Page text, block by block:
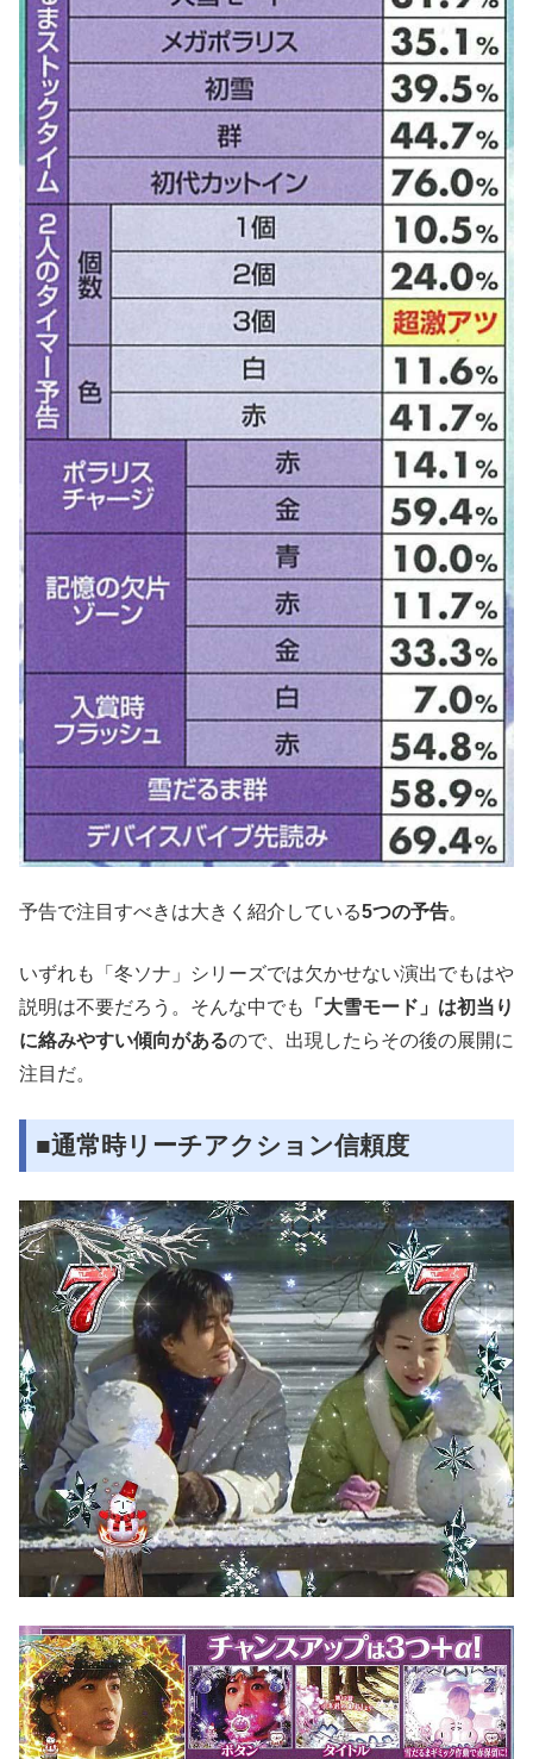
予告で注目すべきは大きく紹介している5つの予告。
いずれも「冬ソナ」シリーズでは欠かせない演出でもはや
説明は不要だろう。そんな中でも
「大雪モード」は初当り
に絡みやすい傾向があるので、出現したらその後の展開に
注目だ。
■通常時リーチアクション信頼度